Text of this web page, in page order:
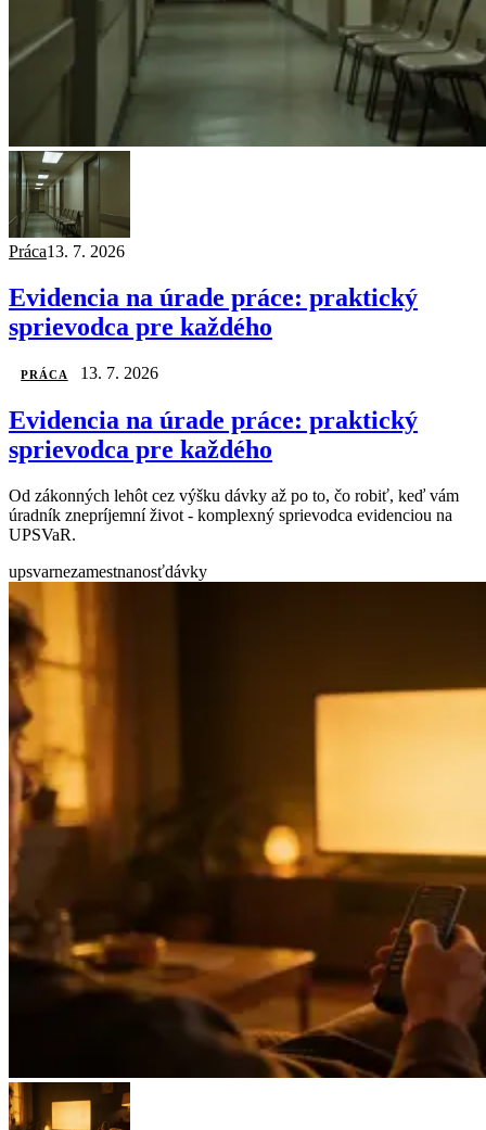
Práca13. 7. 2026
Evidencia na úrade práce: praktický
sprievodca pre každého
PRÁCA 13. 7. 2026
Evidencia na úrade práce: praktický
sprievodca pre každého
Od zákonných lehôt cez výšku dávky až po to, čo robiť, keď vám
úradník znepríjemní život - komplexný sprievodca evidenciou na
UPSVaR.
upsvarnezamestnanosťdávky